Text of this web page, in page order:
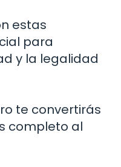
estas
para
y la legalidad
te convertirás
completo al